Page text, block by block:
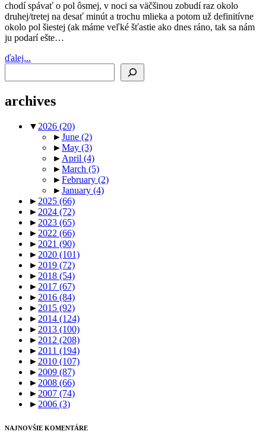
chodí spávať o pol ôsmej, v noci sa väčšinou zobudí raz okolo
druhej/tretej na desať minút a trochu mlieka a potom už definitívne
okolo pol šiestej (ak máme veľké šťastie ako dnes ráno, tak sa nám
ju podarí ešte…
ďalej...
archives
▼ 2026 (20)
►June (2)
►May (3)
► April (4)
►March (5)
►February (2)
►January (4)
► 2025 (66)
► 2024 (72)
► 2023 (65)
► 2022 (66)
► 2021 (90)
► 2020 (101)
► 2019 (72)
► 2018 (54)
► 2017 (67)
► 2016 (84)
► 2015 (92)
► 2014 (124)
► 2013 (100)
► 2012 (208)
► 2011 (194)
► 2010 (107)
► 2009 (87)
► 2008 (66)
► 2007 (74)
► 2006 (3)
NAJNOVŠIE KOMENTÁRE